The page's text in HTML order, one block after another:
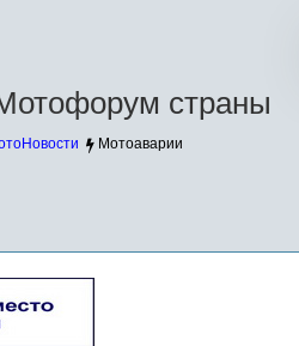
страны
Мотоаварии